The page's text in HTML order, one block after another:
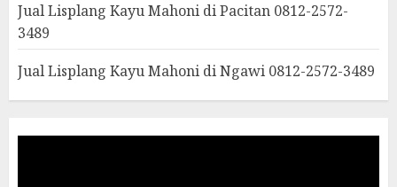
Jual Lisplang Kayu Mahoni di Pacitan 0812-2572-
3489
Jual Lisplang Kayu Mahoni di Ngawi 0812-2572-3489